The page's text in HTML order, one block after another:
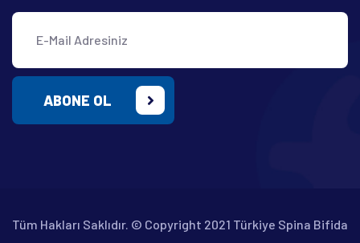
ABONE OL
Tüm Hakları Saklıdır. © Copyright 2021 Türkiye Spina Bifida